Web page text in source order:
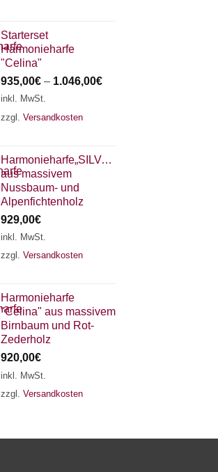
Starterset
Harmonieharfe
"Celina"
935,00€ – 1.046,00€
inkl. MwSt.
zzgl. Versandkosten
Harmonieharfe„SILVANA"
aus massivem
Nussbaum- und
Alpenfichtenholz
929,00€
inkl. MwSt.
zzgl. Versandkosten
Harmonieharfe
"Celina" aus massivem
Birnbaum und Rot-
Zederholz
920,00€
inkl. MwSt.
zzgl. Versandkosten
21 SAITEN 25 SAITEN
AKKORDZITHER